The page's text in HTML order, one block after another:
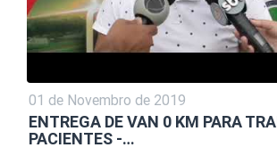
01 de Novembro de 2019
ENTREGA DE VAN 0 KM PARA
PACIENTES -…